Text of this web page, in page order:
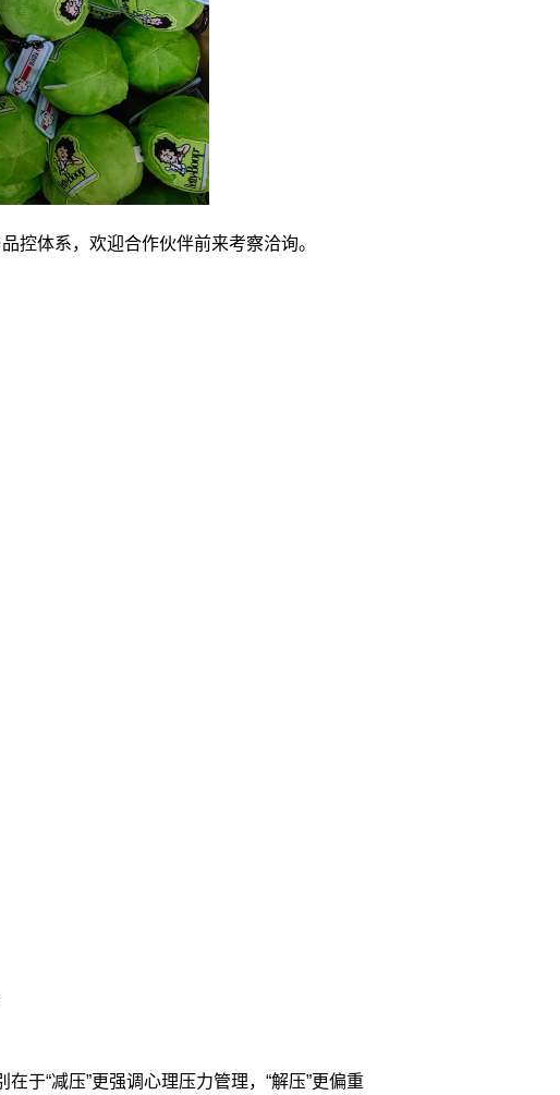
控体系，欢迎合作伙伴前来考察洽询。
于“减压”更强调心理压力管理，“解压”更偏重